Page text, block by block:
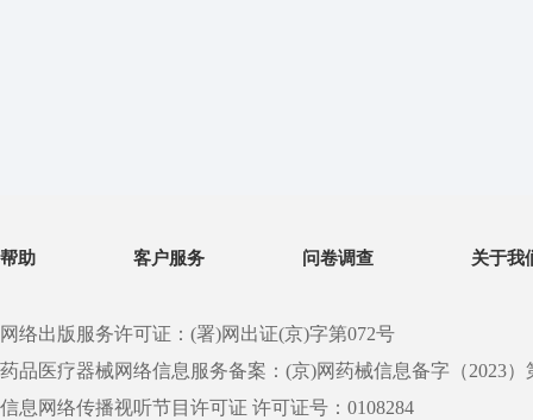
帮助 客户服务 问卷调查 关于我
网络出版服务许可证：(署)网出证(京)字第072号
药品医疗器械网络信息服务备案：(京)网药械信息备字（2023）
信息网络传播视听节目许可证 许可证号：0108284